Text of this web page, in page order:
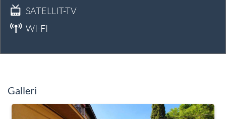
SATELLIT-TV
WI-FI
Galleri